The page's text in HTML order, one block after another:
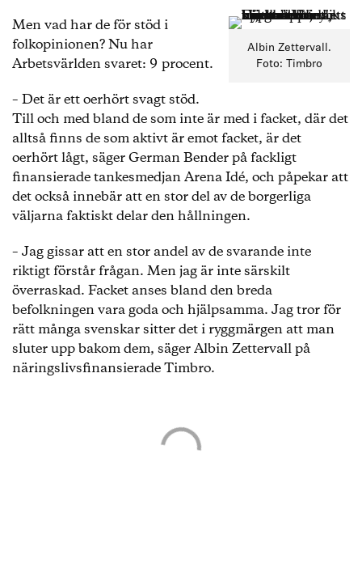
Albin Zettervall.
Foto: Timbro
Men vad har de för stöd i
folkopinionen? Nu har
Arbetsvärlden svaret: 9 procent.
– Det är ett oerhört svagt stöd.
Till och med bland de som inte är med i facket, där det
alltså finns de som aktivt är emot facket, är det
oerhört lågt, säger German Bender på fackligt
finansierade tankesmedjan Arena Idé, och påpekar att
det också innebär att en stor del av de borgerliga
väljarna faktiskt delar den hållningen.
– Jag gissar att en stor andel av de svarande inte
riktigt förstår frågan. Men jag är inte särskilt
överraskad. Facket anses bland den breda
befolkningen vara goda och hjälpsamma. Jag tror för
rätt många svenskar sitter det i ryggmärgen att man
sluter upp bakom dem, säger Albin Zettervall på
näringslivsfinansierade Timbro.